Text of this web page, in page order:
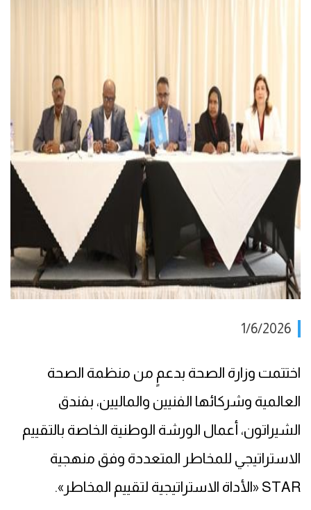
1/6/2026
اختتمت وزارة الصحة بدعمٍ من منظمة الصحة
العالمية وشركائها الفنيين والماليين، بفندق
الشيراتون، أعمال الورشة الوطنية الخاصة بالتقييم
الاستراتيجي للمخاطر المتعددة وفق منهجية
STAR «الأداة الاستراتيجية لتقييم المخاطر».